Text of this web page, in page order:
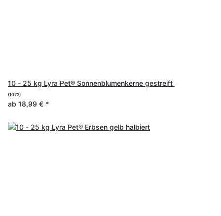
10 - 25 kg Lyra Pet® Sonnenblumenkerne gestreift
(1072)
ab 18,99 € *